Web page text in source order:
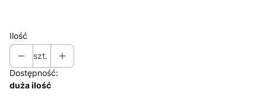
Ilość
szt.
Dostępność:
duża ilość